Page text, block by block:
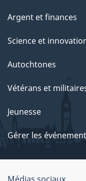
Argent et finances
Science et
Autochtones
Vétérans et
Jeunesse
Gérer les